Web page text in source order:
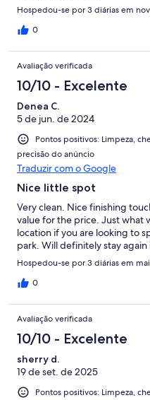
Hospedou-se por 3 diárias em
0
Avaliação verificada
10/10 - Excelente
Denea C.
5 de jun. de 2024
Pontos positivos: Limpeza,
precisão do anúncio
Traduzir com o Google
Nice little spot
Very clean. Nice finishing
value for the price. Just what
location if you are looking to
park. Will definitely stay
Hospedou-se por 3 diárias em
0
Avaliação verificada
10/10 - Excelente
sherry d.
19 de set. de 2025
Pontos positivos: Limpeza,